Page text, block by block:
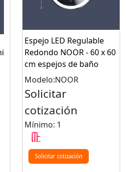
Espejo LED Regulable
Redondo NOOR - 60 x 60
cm espejos de baño
Modelo:NOOR
Solicitar
cotización
Mínimo: 1
Solicitar cotización